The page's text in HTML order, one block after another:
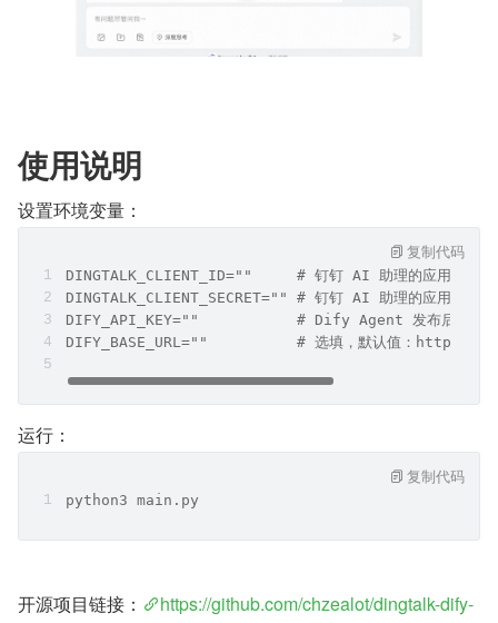
使用说明
设置环境变量：
DINGTALK_CLIENT_ID=""     # 钉钉 AI 助理的应用ID
DINGTALK_CLIENT_SECRET="" # 钉钉 AI 助理的应用凭证
DIFY_API_KEY=""           # Dify Agent 发布后获得
DIFY_BASE_URL=""          # 选填，默认值：
复制代码
运行：
python3 main.py
复制代码
开源项目链接：
https://github.com/chzealot/dingtalk-dify-